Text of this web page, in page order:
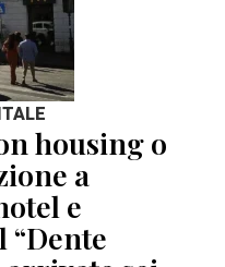
housing o
a
e